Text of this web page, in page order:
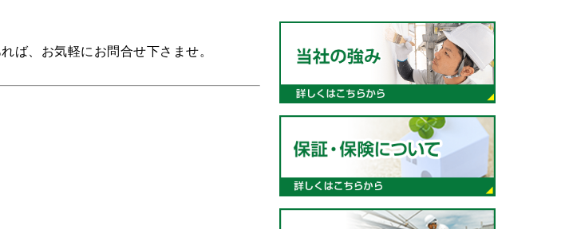
ば、お気軽にお問合せ下さませ。